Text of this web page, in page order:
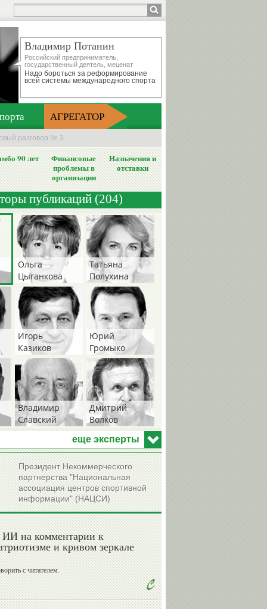
Владимир Потанин
Российский предприниматель,
государственный деятель, меценат
Надо бороться за реформирование
всей системы международного спорта
АГРЕГАТОР
разговор № 3
90 лет
Финансовые
проблемы в
организации
Назначения и
отставки
публикаций (204)
Ольга
Цыганкова
Татьяна
Полухина
Игорь
Казиков
Юрий
Громыко
Владимир
Славский
Дмитрий
Волков
Виктор
Хоточкин
Александр
Любимов
Николай
Долгополов
Николай
Быканов
еще эксперты
Президент Некоммерческого
партнерства "Национальная
ассоциация центров спортивной
информации" (НАЦСИ)
ИИ на комментарии к
и кривом зеркале
с читателем.